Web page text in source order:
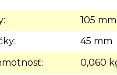
105 mm
45 mm
0,060